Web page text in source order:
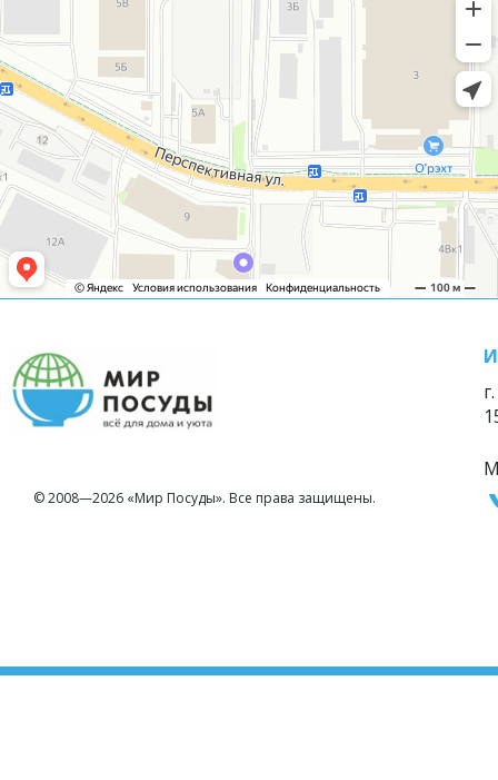
© 2008—2026 «Мир Посуды». Все права защищены.